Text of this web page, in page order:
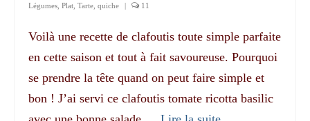
Légumes Plat Tarte, quiche | 11
Voilà une recette de clafoutis toute simple parfaite
en cette saison et tout à fait savoureuse. Pourquoi
se prendre la tête quand on peut faire simple et
bon ! J’ai servi ce clafoutis tomate ricotta basilic